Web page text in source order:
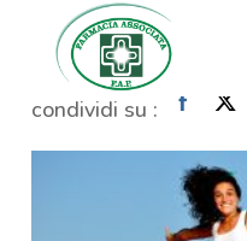
AREA
Obiettivo,
Home» Obiettivo, salute al
condividi su :